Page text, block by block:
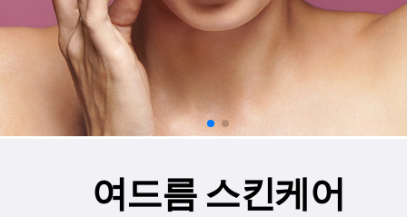
여드름 스킨케어